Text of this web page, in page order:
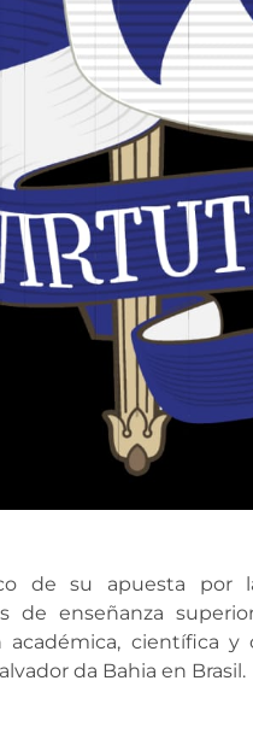
de su apuesta por
de enseñanza
académica, científica
da Bahia en Brasil.